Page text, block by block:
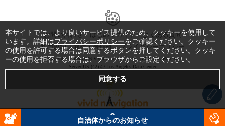
お問い合わせ はじめてガイド
よくある質問
利用規約
商標・著作権 プライバシーポリシー
Copyright © 1999-2026 Vivid Navigation, Inc. All Rights Reserved.
Server US (42) @ Los Angeles Data Center
自治体からのお知らせ
本サイトでは、より良いサービス提供のため、クッキーを使用して
います。詳細はプライバシーポリシーをご確認ください。クッキー
の使用を許可する場合は同意するボタンを押してください。クッキ
ーの使用を拒否する場合は、ブラウザからご設定ください。